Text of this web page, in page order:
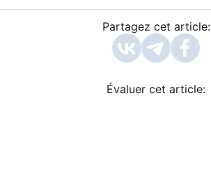
Partagez cet article:
Évaluer cet article: